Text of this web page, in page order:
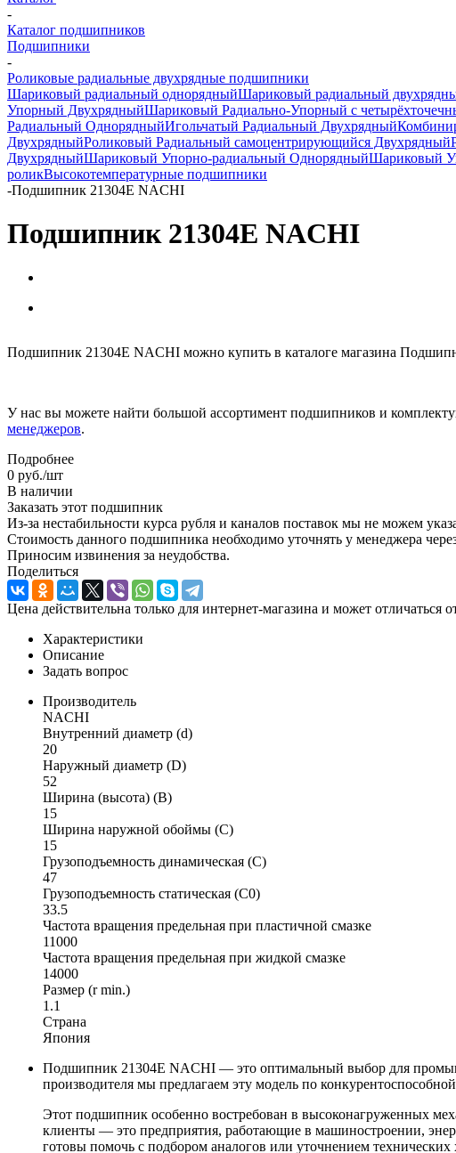
-
Каталог подшипников
Подшипники
-
Роликовые радиальные двухрядные подшипники
Шариковый радиальный однорядныйШариковый радиальный
Упорный ДвухрядныйШариковый Радиально-Упорный с
Радиальный ОднорядныйИгольчатый Радиальный Двухрядный
ДвухрядныйРоликовый Радиальный самоцентрирующийся Двухрядный
ДвухрядныйШариковый Упорно-радиальный ОднорядныйШариковый
роликВысокотемпературные подшипники
-Подшипник 21304E NACHI
Подшипник 21304E NACHI
Подшипник 21304E NACHI можно купить в каталоге магазина
У нас вы можете найти большой ассортимент подшипников и
менеджеров.
Подробнее
0 руб./шт
В наличии
Заказать этот подшипник
Из-за нестабильности курса рубля и каналов поставок мы не можем
Стоимость данного подшипника необходимо уточнять у менеджера
Приносим извинения за неудобства.
Поделиться
Цена действительна только для интернет-магазина и может отличаться
Характеристики
Описание
Задать вопрос
Производитель
NACHI
Внутренний диаметр (d)
20
Наружный диаметр (D)
52
Ширина (высота) (B)
15
Ширина наружной обоймы (C)
15
Грузоподъемность динамическая (C)
47
Грузоподъемность статическая (C0)
33.5
Частота вращения предельная при пластичной смазке
11000
Частота вращения предельная при жидкой смазке
14000
Размер (r min.)
1.1
Страна
Япония
Подшипник 21304E NACHI — это оптимальный выбор для
производителя мы предлагаем эту модель по
Этот подшипник особенно востребован в высоконагруженных
клиенты — это предприятия, работающие в машиностроении,
готовы помочь с подбором аналогов или уточнением технических